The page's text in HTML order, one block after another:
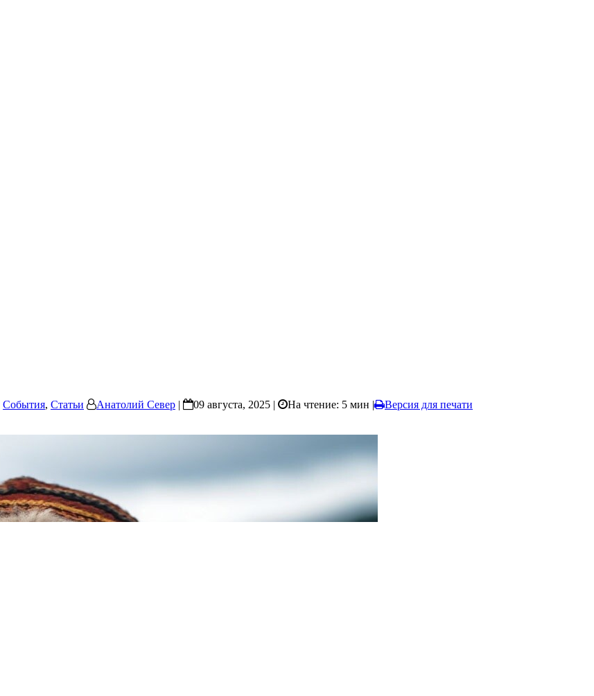
События, Статьи Анатолий Север | 09 августа, 2025 | На чтение: 5 мин |
Версия для печати